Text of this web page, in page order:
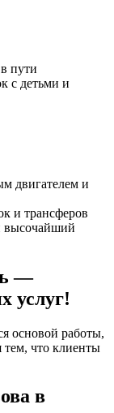
пути
с детьми и
двигателем и
и трансферов
высочайший
—
услуг!
основой работы,
тем, что клиенты
в